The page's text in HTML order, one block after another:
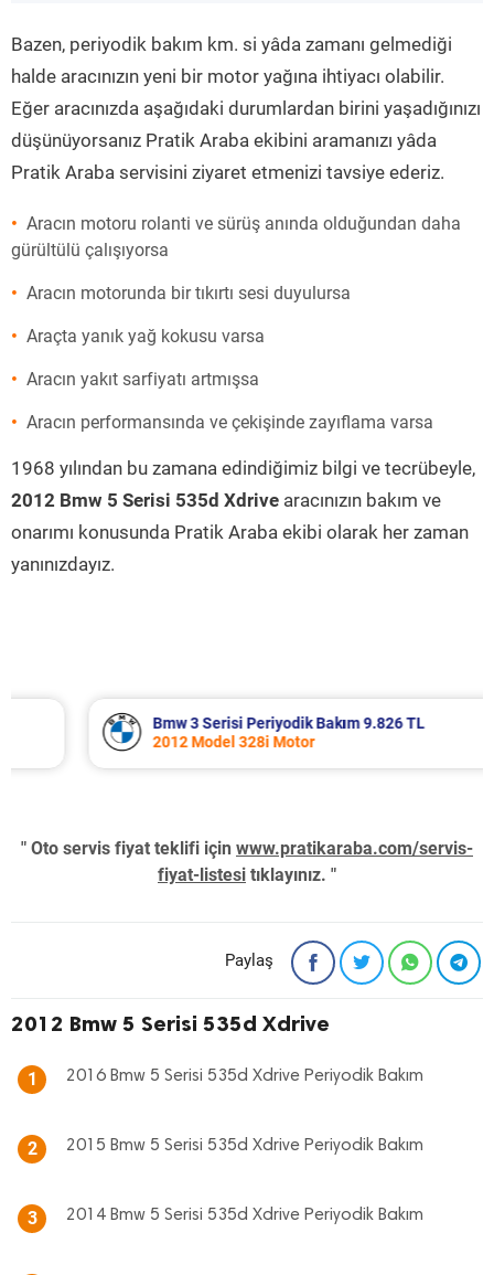
Bazen, periyodik bakım km. si yâda zamanı gelmediği
halde aracınızın yeni bir motor yağına ihtiyacı olabilir.
Eğer aracınızda aşağıdaki durumlardan birini yaşadığınızı
düşünüyorsanız Pratik Araba ekibini aramanızı yâda
Pratik Araba servisini ziyaret etmenizi tavsiye ederiz.
Aracın motoru rolanti ve sürüş anında olduğundan daha
gürültülü çalışıyorsa
Aracın motorunda bir tıkırtı sesi duyulursa
Araçta yanık yağ kokusu varsa
Aracın yakıt sarfiyatı artmışsa
Aracın performansında ve çekişinde zayıflama varsa
1968 yılından bu zamana edindiğimiz bilgi ve tecrübeyle,
2012 Bmw 5 Serisi 535d Xdrive aracınızın bakım ve
onarımı konusunda Pratik Araba ekibi olarak her zaman
yanınızdayız.
Bmw 3 Serisi Periyodik Bakım 9.826 TL
2012 Model 328i Motor
" Oto servis fiyat teklifi için www.pratikaraba.com/servis-
fiyat-listesi tıklayınız. "
Paylaş
2012 Bmw 5 Serisi 535d Xdrive
1 2016 Bmw 5 Serisi 535d Xdrive Periyodik Bakım
2 2015 Bmw 5 Serisi 535d Xdrive Periyodik Bakım
3 2014 Bmw 5 Serisi 535d Xdrive Periyodik Bakım